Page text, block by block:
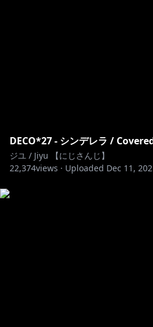
◈『Support』https://toon.at/
◈『Membership』
https://www.youtube.com/
DECO*27 - シンデレラ /
ジユ / Jiyu 【にじさんじ】
22,374views · Uploaded Dec 11,